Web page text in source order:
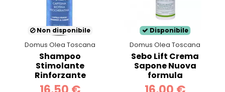
Non disponibile
Domus Olea Toscana
Shampoo
Stimolante
Rinforzante
Disponibile
Domus Olea Toscana
Sebo Lift Crema
Sapone Nuova
formula